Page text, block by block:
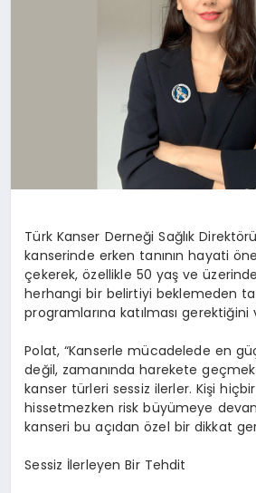
Türk Kanser Derneği Sağlık
kanserinde erken tanının hayati
çekerek, özellikle 50 yaş ve
herhangi bir belirtiyi beklemeden
programlarına katılması gerektiğini
Polat, “Kanserle mücadelede en
değil, zamanında harekete
kanser türleri sessiz ilerler. Kişi
hissetmezken risk büyümeye
kanseri bu açıdan özel bir dikkat
Sessiz İlerleyen Bir Tehdit